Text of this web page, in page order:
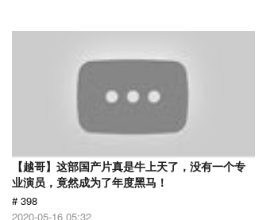
【越哥】这部国产片真是牛上天了，没有一个专
业演员，竟然成为了年度黑马！
# 398
2020-05-16 05:32